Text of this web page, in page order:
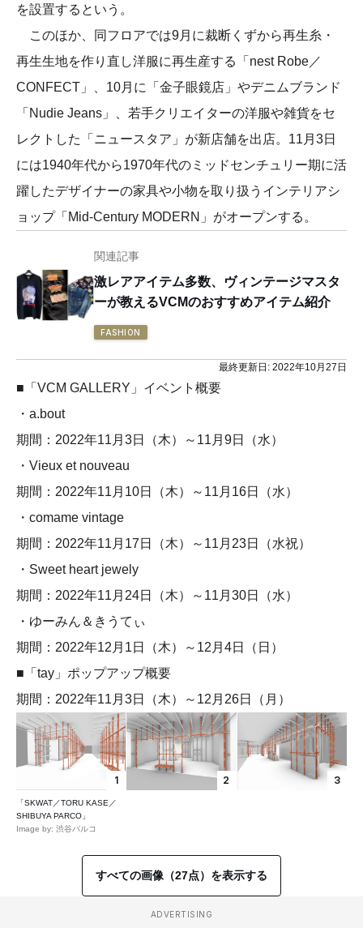
を設置するという。
このほか、同フロアでは9月に裁断くずから再生糸・
再生生地を作り直し洋服に再生産する「nest Robe／
CONFECT」、10月に「金子眼鏡店」やデニムブランド
「Nudie Jeans」、若手クリエイターの洋服や雑貨をセ
レクトした「ニュースタア」が新店舗を出店。11月3日
には1940年代から1970年代のミッドセンチュリー期に活
躍したデザイナーの家具や小物を取り扱うインテリアシ
ョップ「Mid-Century MODERN」がオープンする。
関連記事
激レアアイテム多数、ヴィンテージマスタ
ーが教えるVCMのおすすめアイテム紹介
FASHION
最終更新日: 2022年10月27日
■「VCM GALLERY」イベント概要
・a.bout
期間：2022年11月3日（木）～11月9日（水）
・Vieux et nouveau
期間：2022年11月10日（木）～11月16日（水）
・comame vintage
期間：2022年11月17日（木）～11月23日（水祝）
・Sweet heart jewely
期間：2022年11月24日（木）～11月30日（水）
・ゆーみん＆きうてぃ
期間：2022年12月1日（木）～12月4日（日）
■「tay」ポップアップ概要
期間：2022年11月3日（木）～12月26日（月）
1
「SKWAT／TORU KASE／
SHIBUYA PARCO」
Image by: 渋谷パルコ
2 3
すべての画像（27点）を表示する
ADVERTISING